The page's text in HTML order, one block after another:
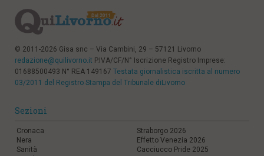
© 2011-2026 Gisa snc – Via Cambini, 29 – 57121 Livorno
redazione@quilivorno.it P.IVA/CF/N° Iscrizione Registro Imprese:
01688500493 N° REA 149167 Testata giornalistica iscritta al numero
03/2011 del Registro Stampa del Tribunale diLivorno
Sezioni
Cronaca
Nera
Sanità
Straborgo 2026
Effetto Venezia 2026
Cacciucco Pride 2025